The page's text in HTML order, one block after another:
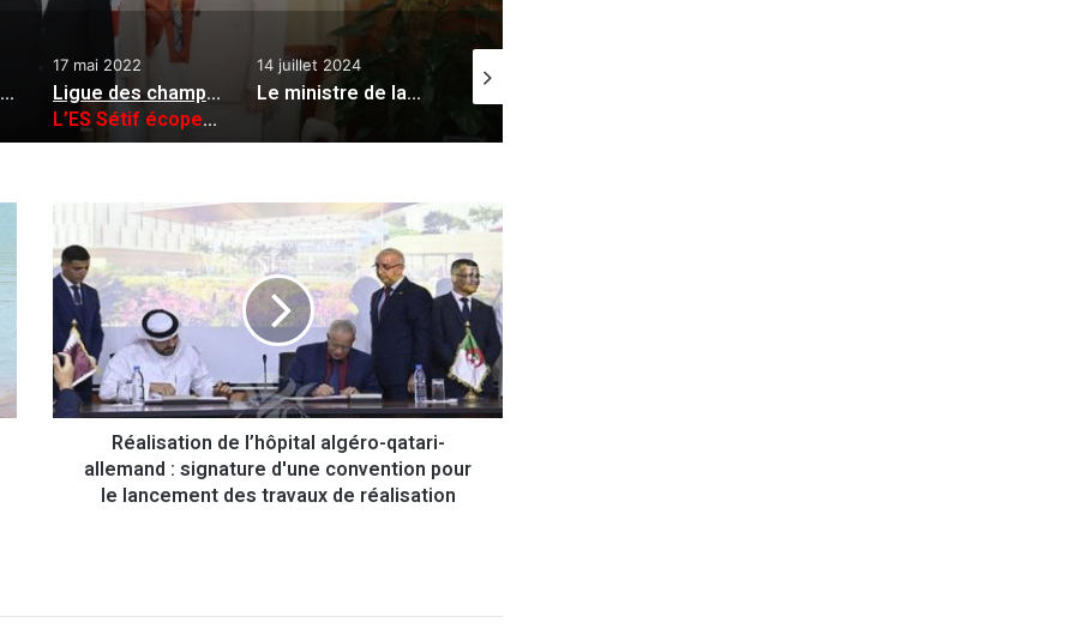
Ligue des champions (CAF)
:
14 juillet 2024
Le ministre de la Communication participe à une cérémonie en hommage au défunt journaliste Mohamed Soltani
2 septembre 2024
Fin aujourd’hui de la campagne électorale : les candidats sortent le grand jeu
a
a
t
i
ô
Réalisation de l’hôpital algéro-qatari-
allemand : signature d'une convention pour
le lancement des travaux de réalisation